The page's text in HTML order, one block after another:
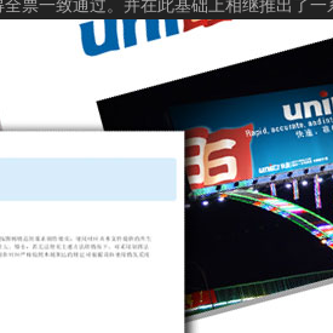
票一致通过。并在此基础上相继推出了一